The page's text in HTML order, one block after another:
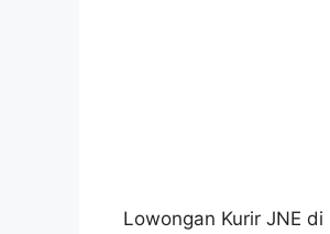
Lowongan Kurir JNE